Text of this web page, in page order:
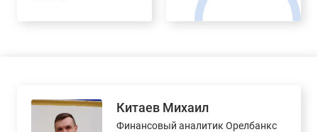
Китаев Михаил
Финансовый аналитик Орелбанкс